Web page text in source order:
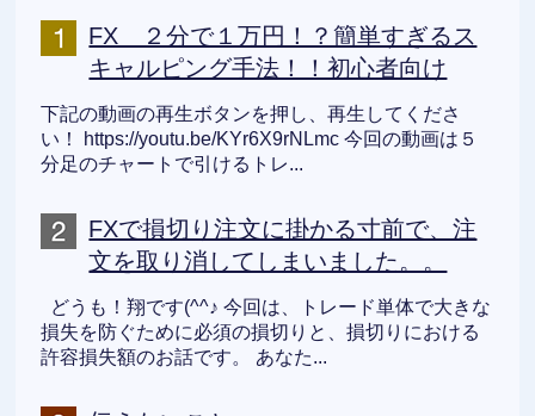
FX ２分で１万円！？簡単すぎるス
キャルピング手法！！初心者向け
下記の動画の再生ボタンを押し、再生してくださ
い！ https://youtu.be/KYr6X9rNLmc 今回の動画は５
分足のチャートで引けるトレ...
FXで損切り注文に掛かる寸前で、注
文を取り消してしまいました。。
どうも！翔です(^^♪ 今回は、トレード単体で大きな
損失を防ぐために必須の損切りと、損切りにおける
許容損失額のお話です。 あなた...